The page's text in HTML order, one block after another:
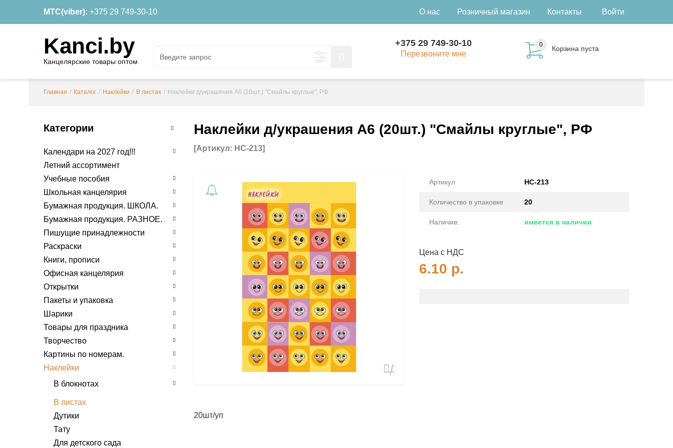
МТС(viber): +375 29 749-30-10 Войти
О нас Розничный магазин Контакты
Kanci.by
Канцелярские товары оптом
0 Корзина пуста
+375 29 749-30-10
Перезвоните мне
Главная / Каталог / Наклейки / В листах / Наклейки д/украшения А6 (20шт.) "Смайлы круглые", РФ
Категории
Календари на 2027 год!!!
Летний ассортимент
Учебные пособия
Школьная канцелярия
Бумажная продукция. ШКОЛА.
Бумажная продукция. РАЗНОЕ.
Пишущие принадлежности
Раскраски
Книги, прописи
Офисная канцелярия
Открытки
Пакеты и упаковка
Шарики
Товары для праздника
Творчество
Картины по номерам.
Наклейки
В блокнотах
Формат А6
Формат А5
Формат А4
В листах
Дутики
Тату
Для детского сада
Наклейки д/украшения А6 (20шт.) "Смайлы круглые", РФ
[Артикул: НС-213]
Добавить
Артикул НС-213
Количество в упаковке 20
Наличие: имеется в наличии
Цена с НДС
6.10 р.
20шт/уп